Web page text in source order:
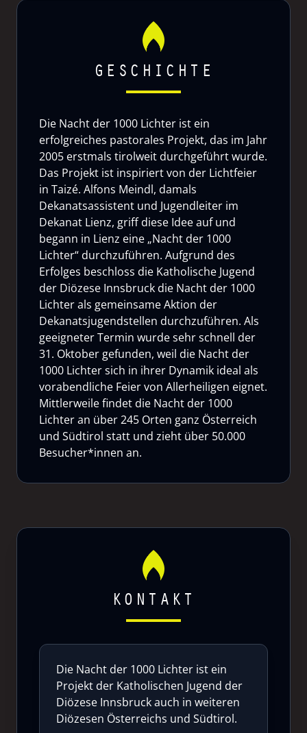
GESCHICHTE
Die Nacht der 1000 Lichter ist ein
erfolgreiches pastorales Projekt, das im Jahr
2005 erstmals tirolweit durchgeführt wurde.
Das Projekt ist inspiriert von der Lichtfeier
in Taizé. Alfons Meindl, damals
Dekanatsassistent und Jugendleiter im
Dekanat Lienz, griff diese Idee auf und
begann in Lienz eine „Nacht der 1000
Lichter“ durchzuführen. Aufgrund des
Erfolges beschloss die Katholische Jugend
der Diözese Innsbruck die Nacht der 1000
Lichter als gemeinsame Aktion der
Dekanatsjugendstellen durchzuführen. Als
geeigneter Termin wurde sehr schnell der
31. Oktober gefunden, weil die Nacht der
1000 Lichter sich in ihrer Dynamik ideal als
vorabendliche Feier von Allerheiligen eignet.
Mittlerweile findet die Nacht der 1000
Lichter an über 245 Orten ganz Österreich
und Südtirol statt und zieht über 50.000
Besucher*innen an.
KONTAKT
Die Nacht der 1000 Lichter ist ein
Projekt der Katholischen Jugend der
Diözese Innsbruck auch in weiteren
Diözesen Österreichs und Südtirol.